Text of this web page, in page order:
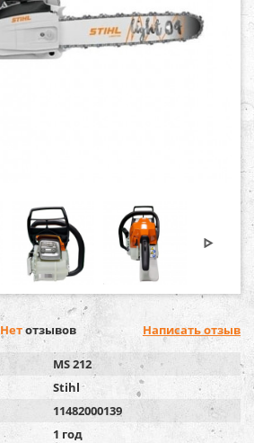
Нетотзывов Написать отзыв
MS 212
Stihl
11482000139
1 год